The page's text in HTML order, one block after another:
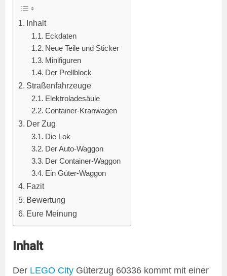
Inhalt
Eckdaten
Neue Teile und Sticker
Minifiguren
Der Prellblock
Straßenfahrzeuge
Elektroladesäule
Container-Kranwagen
Der Zug
Die Lok
Der Auto-Waggon
Der Container-Waggon
Ein Güter-Waggon
Fazit
Bewertung
Eure Meinung
Inhalt
Der LEGO City Güterzug 60336 kommt mit einer